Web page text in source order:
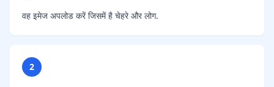
वह इमेज अपलोड करें जिसमें है चेहरे और लोग.
2